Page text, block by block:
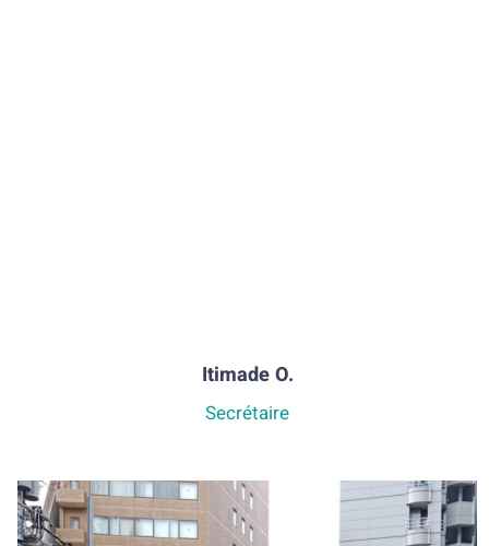
Itimade O.
Secrétaire